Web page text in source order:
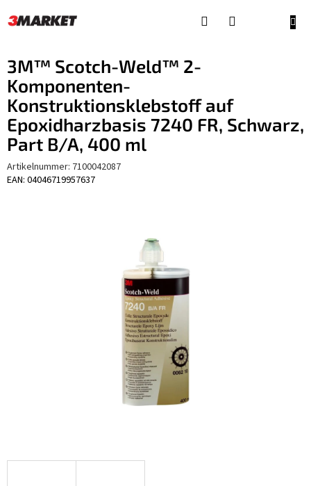
Inhalt
3M™ Scotch-Weld™ 2-
Komponenten-
Konstruktionsklebstoff auf
Epoxidharzbasis 7240 FR, Schwarz,
Part B/A, 400 ml
Artikelnummer: 7100042087
EAN: 04046719957637